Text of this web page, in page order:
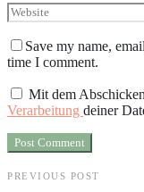
Save my name,
time I comment.
Mit dem
Verarbeitung deiner
PREVIOUS POST